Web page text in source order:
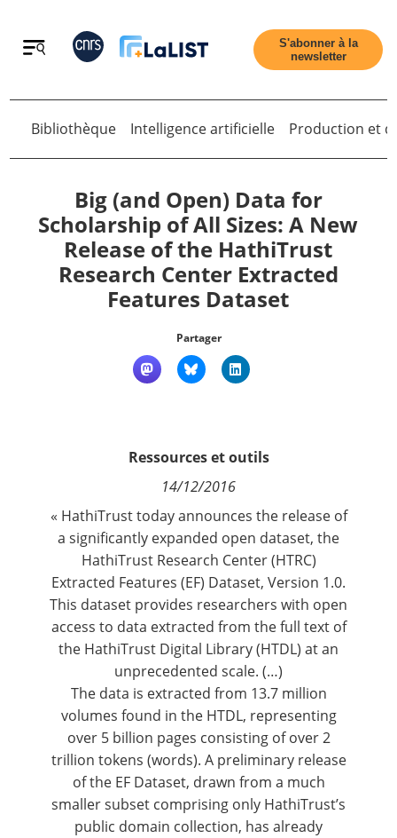
Retour
Accueil
Tous les articles
Qui sommes nous ?
S'abonner à la
newsletter
Retour
Bibliothèque Intelligence artificielle Production et
Big (and Open) Data for
Scholarship of All Sizes: A New
Release of the HathiTrust
Research Center Extracted
Features Dataset
Partager
Ressources et outils
14/12/2016
« HathiTrust today announces the release of
a significantly expanded open dataset, the
HathiTrust Research Center (HTRC)
Extracted Features (EF) Dataset, Version 1.0.
This dataset provides researchers with open
access to data extracted from the full text of
the HathiTrust Digital Library(HTDL) at an
unprecedented scale. (…)
The data is extracted from 13.7 million
volumes found in the HTDL, representing
over 5 billion pages consisting of over 2
trillion tokens (words). A preliminary release
of the EF Dataset, drawn from a much
smaller subset comprising only HathiTrust’s
public domain collection, has already